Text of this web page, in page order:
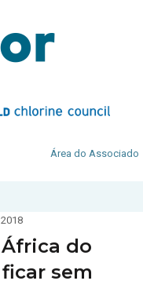
Área do Associado
do
sem